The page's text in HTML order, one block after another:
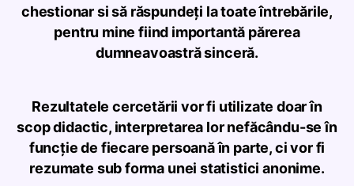
chestionar si să răspundeți la toate întrebările,
pentru mine fiind importantă părerea
dumneavoastră sinceră.
Rezultatele cercetării vor fi utilizate doar în
scop didactic, interpretarea lor nefăcându-se în
funcție de fiecare persoană în parte, ci vor fi
rezumate sub forma unei statistici anonime.